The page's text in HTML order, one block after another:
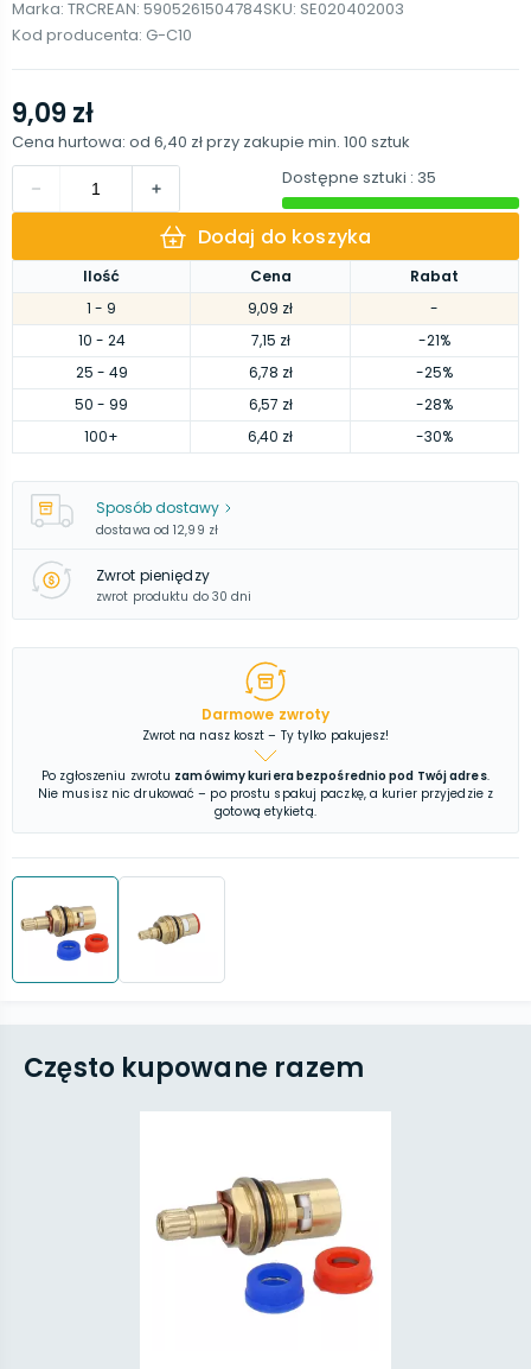
Marka: TRCREAN: 5905261504784SKU: SE020402003
Kod producenta: G-C10
Ilość Cena
Rabat
1 - 9 9,09 zł
-
10 - 24 7,15 zł
-21%
25 - 49 6,78 zł
-25%
50 - 99 6,57 zł
-28%
100+ 6,40 zł -30%
9,09 zł
Cena hurtowa: od 6,40 złprzy zakupie min. 100 sztuk
Dostępne sztuki : 35
Dodaj do koszyka
Sposób dostawy
dostawa od 12,99 zł
Zwrot pieniędzy
zwrot produktu do 30 dni
Darmowe zwroty
Zwrot na nasz koszt – Ty tylko pakujesz!
Po zgłoszeniu zwrotu zamówimy kuriera bezpośrednio pod Twój adres.
Nie musisz nic drukować – po prostu spakuj paczkę, a kurier przyjedzie z
gotową etykietą.
Często kupowane razem